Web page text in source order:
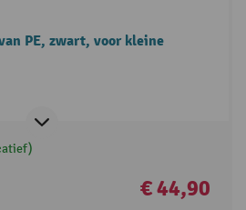
PE, zwart, voor kleine
€ 44,90